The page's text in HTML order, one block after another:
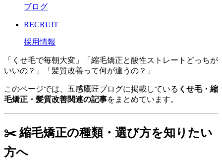
ブログ
RECRUIT
採用情報
「くせ毛で毎朝大変」「縮毛矯正と酸性ストレートどっちが
いいの？」「髪質改善って何が違うの？」
このページでは、五感鷹匠ブログに掲載している くせ毛・縮
毛矯正・髪質改善関連の記事をまとめています。
✂️ 縮毛矯正の種類・選び方を知りたい
方へ